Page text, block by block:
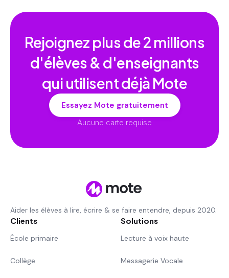
Rejoignez plus de2 millions
d'élèves & d'enseignants
qui utilisent déjà Mote
Essayez Mote gratuitement
Aucune carte requise
Aider les élèves à lire, écrire & se faire entendre, depuis 2020.
Clients
École primaire
Collège
Solutions
Lecture à voix haute
Messagerie Vocale